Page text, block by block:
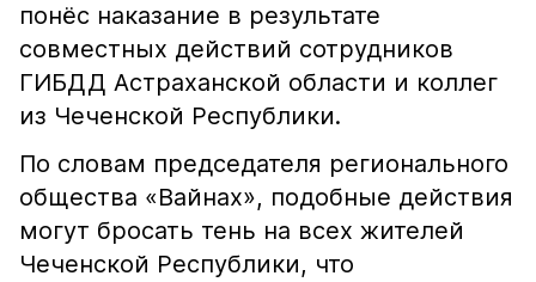
понёс наказание в результате
совместных действий сотрудников
ГИБДД Астраханской области и коллег
из Чеченской Республики.
По словам председателя регионального
общества «Вайнах», подобные действия
могут бросать тень на всех жителей
Чеченской Республики, что